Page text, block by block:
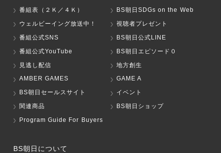
番組表（２Ｋ／４Ｋ）
BS朝日SDGs on the Web
ウェルビーイング放送中！
視聴者プレゼント
番組公式SNS
BS朝日公式LINE
番組公式YouTube
BS朝日エピソード０
見逃し配信
地方創生
AMBER GAMES
GAME A
BS朝日セールスサイト
イベント
関連商品
BS朝日ショップ
Program Guide For Buyers
BS朝日について